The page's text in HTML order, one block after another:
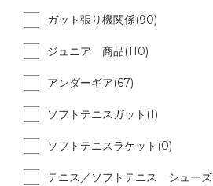
ガット張り機関係(90)
ジュニア 商品(110)
アンダーギア(67)
ソフトテニスガット(1)
ソフトテニスラケット(0)
テニス／ソフトテニス シューズ